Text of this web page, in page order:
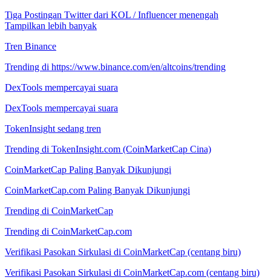
Tiga Postingan Twitter dari KOL / Influencer menengah
Tampilkan lebih banyak
Tren Binance
Trending di https://www.binance.com/en/altcoins/trending
DexTools mempercayai suara
DexTools mempercayai suara
TokenInsight sedang tren
Trending di TokenInsight.com (CoinMarketCap Cina)
CoinMarketCap Paling Banyak Dikunjungi
CoinMarketCap.com Paling Banyak Dikunjungi
Trending di CoinMarketCap
Trending di CoinMarketCap.com
Verifikasi Pasokan Sirkulasi di CoinMarketCap (centang biru)
Verifikasi Pasokan Sirkulasi di CoinMarketCap.com (centang biru)